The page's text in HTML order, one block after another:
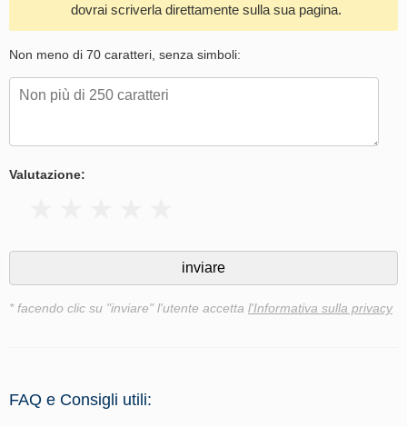
dovrai scriverla direttamente sulla sua pagina.
Non meno di 70 caratteri, senza simboli:
Valutazione:
* facendo clic su "inviare" l'utente accetta l'Informativa sulla privacy
FAQ e Consigli utili: